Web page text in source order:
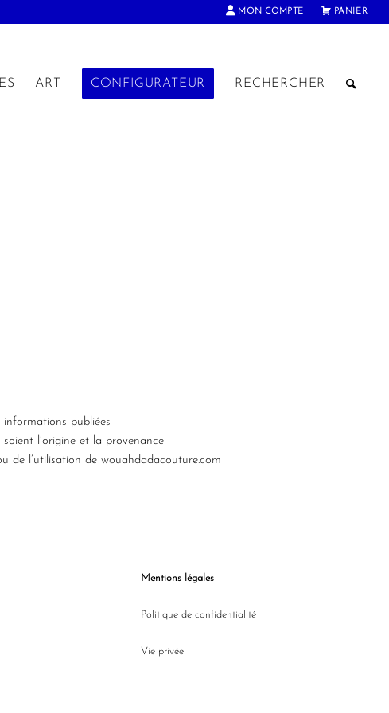
MON COMPTE PANIER
ART CONFIGURATEUR RECHERCHER
publiées
l’origine et la provenance
de l’utilisation de wouahdadacouture.com
Mentions légales
Politique de confidentialité
Vie privée